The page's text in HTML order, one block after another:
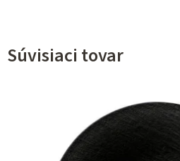
Súvisiaci tovar